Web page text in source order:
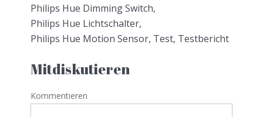
Philips Hue Dimming Switch,
Philips Hue Lichtschalter,
Philips Hue Motion Sensor, Test, Testbericht
Mitdiskutieren
Kommentieren